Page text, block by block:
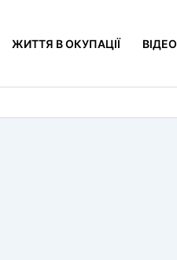
ЖИТТЯ В ОКУПАЦІЇ ВІДЕО